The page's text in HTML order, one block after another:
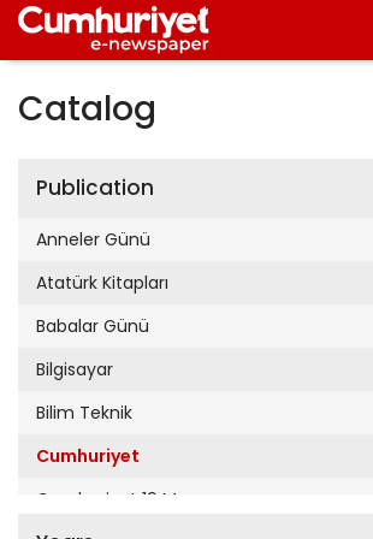
Catalog
Publication
Anneler Günü
Atatürk Kitapları
Babalar Günü
Bilgisayar
Bilim Teknik
Cumhuriyet
Cumhuriyet 19 Mayıs